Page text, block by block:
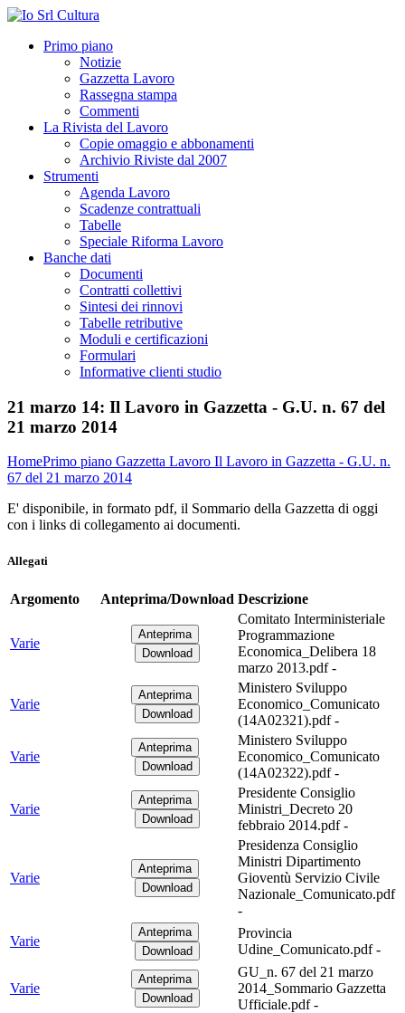
Primo piano
Notizie
Gazzetta Lavoro
Rassegna stampa
Commenti
La Rivista del Lavoro
Copie omaggio e abbonamenti
Archivio Riviste dal 2007
Strumenti
Agenda Lavoro
Scadenze contrattuali
Tabelle
Speciale Riforma Lavoro
Banche dati
Documenti
Contratti collettivi
Sintesi dei rinnovi
Tabelle retributive
Moduli e certificazioni
Formulari
Informative clienti studio
21 marzo 14: Il Lavoro in Gazzetta - G.U. n. 67 del
21 marzo 2014
HomePrimo piano Gazzetta Lavoro Il Lavoro in Gazzetta - G.U. n.
67 del 21 marzo 2014
E' disponibile, in formato pdf, il Sommario della Gazzetta di oggi
con i links di collegamento ai documenti.
Allegati
Argomento Anteprima/Download Descrizione
Varie
Comitato Interministeriale
Programmazione
Economica_Delibera 18
marzo 2013.pdf -
Varie
Ministero Sviluppo
Economico_Comunicato
(14A02321).pdf -
Varie
Ministero Sviluppo
Economico_Comunicato
(14A02322).pdf -
Varie
Presidente Consiglio
Ministri_Decreto 20
febbraio 2014.pdf -
Varie
Presidenza Consiglio
Ministri Dipartimento
Gioventù Servizio Civile
Nazionale_Comunicato.pdf
-
Varie
Provincia
Udine_Comunicato.pdf -
Varie
GU_n. 67 del 21 marzo
2014_Sommario Gazzetta
Ufficiale.pdf -